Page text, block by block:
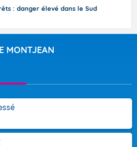
: danger élevé dans le Sud
MONTJEAN